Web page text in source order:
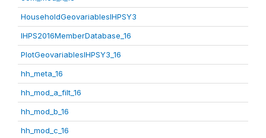
HouseholdGeovariablesIHPSY3
IHPS2016MemberDatabase_16
PlotGeovariablesIHPSY3_16
hh_meta_16
hh_mod_a_filt_16
hh_mod_b_16
hh_mod_c_16